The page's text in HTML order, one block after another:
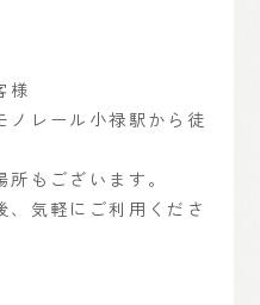
様
ノレール小禄駅から徒
もございます。
、気軽にご利用くださ